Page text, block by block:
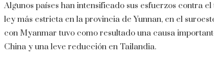
Algunos países han intensificado sus esfuerzos contra
ley más estricta en la provincia de Yunnan, en el
con Myanmar tuvo como resultado una causa
China y una leve reducción en Tailandia.